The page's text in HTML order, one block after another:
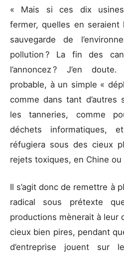
« Mais si ces dix usines
fermer, quelles en seraient
sauvegarde de
pollution ? La fin des
l’annoncez ? J’en
probable, à un simple «
comme dans tant d’autres
les tanneries, comme
déchets informatiques,
réfugiera sous des cieux
rejets toxiques, en Chine ou
Il s’agit donc de remettre à
radical sous prétexte
productions mènerait à leur
cieux bien pires, pendant
d’entreprise jouent sur